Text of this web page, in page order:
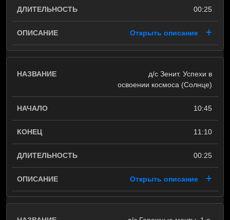
00:25
Открыть описание
д/с Зенит. Успехи в
освоении космоса (Солнце)
10:45
11:10
00:25
Открыть описание